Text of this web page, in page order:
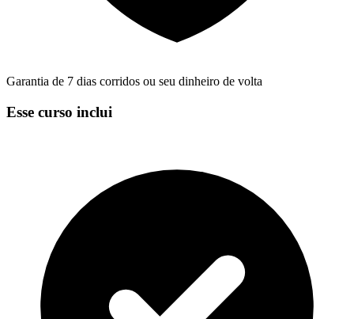
Garantia de 7 dias corridos ou seu dinheiro de volta
Esse curso inclui